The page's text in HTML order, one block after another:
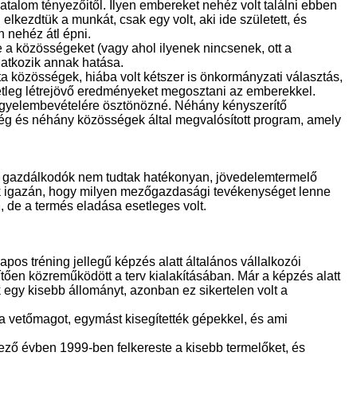
tényezőitől. Ilyen embereket nehéz volt találni ebben
a munkát, csak egy volt, aki ide született, és
nehéz átl épni.
közösségeket (vagy ahol ilyenek nincsenek, ott a
annak hatása.
közösségek, hiába volt kétszer is önkormányzati választás,
létrejövő eredményeket megosztani az emberekkel.
ösztönözné. Néhány kényszerítő
és néhány közösségek által megvalósított program, amely
nem tudtak hatékonyan, jövedelemtermelő
hogy milyen mezőgazdasági tevékenységet lenne
a termés eladása esetleges volt.
tréning jellegű képzés alatt általános vállalkozói
közreműködött a terv kialakításában. Már a képzés alatt
kisebb állományt, azonban ez sikertelen volt a
egymást kisegítették gépekkel, és ami
évben 1999-ben felkereste a kisebb termelőket, és